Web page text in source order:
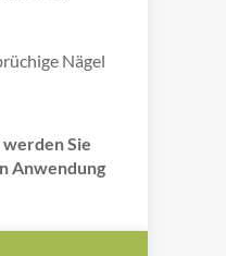
Nägel
Sie
Anwendung